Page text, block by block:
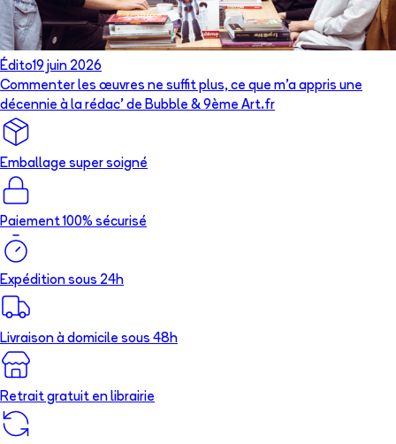
Édito19 juin 2026
Commenter les œuvres ne suffit plus, ce que m’a appris une
décennie à la rédac’ de Bubble & 9ème Art.fr
Emballage super soigné
Paiement 100% sécurisé
Expédition sous 24h
Livraison à domicile sous 48h
Retrait gratuit en librairie